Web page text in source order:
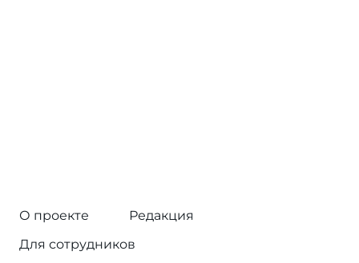
О проекте
Редакция
Для сотрудников